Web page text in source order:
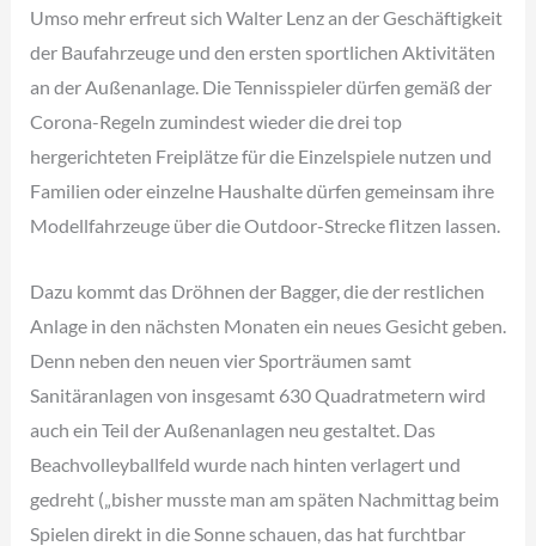
Umso mehr erfreut sich Walter Lenz an der Geschäftigkeit
der Baufahrzeuge und den ersten sportlichen Aktivitäten
an der Außenanlage. Die Tennisspieler dürfen gemäß der
Corona-Regeln zumindest wieder die drei top
hergerichteten Freiplätze für die Einzelspiele nutzen und
Familien oder einzelne Haushalte dürfen gemeinsam ihre
Modellfahrzeuge über die Outdoor-Strecke flitzen lassen.
Dazu kommt das Dröhnen der Bagger, die der restlichen
Anlage in den nächsten Monaten ein neues Gesicht geben.
Denn neben den neuen vier Sporträumen samt
Sanitäranlagen von insgesamt 630 Quadratmetern wird
auch ein Teil der Außenanlagen neu gestaltet. Das
Beachvolleyballfeld wurde nach hinten verlagert und
gedreht („bisher musste man am späten Nachmittag beim
Spielen direkt in die Sonne schauen, das hat furchtbar